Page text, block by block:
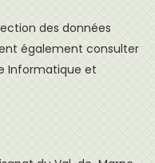
des données
également consulter
Informatique et